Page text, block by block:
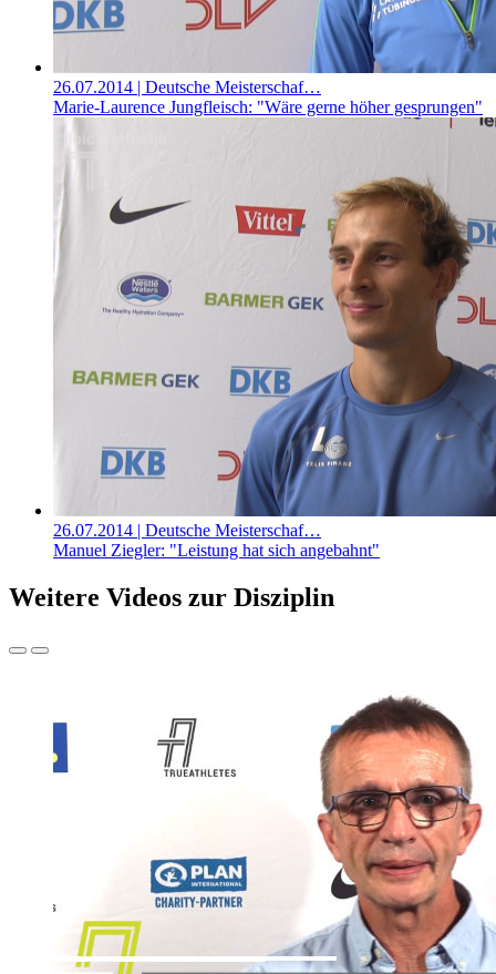
26.07.2014 | Deutsche Meisterschaf…
Marie-Laurence Jungfleisch: "Wäre gerne höher gesprungen"
26.07.2014 | Deutsche Meisterschaf…
Manuel Ziegler: "Leistung hat sich angebahnt"
Weitere Videos zur Disziplin